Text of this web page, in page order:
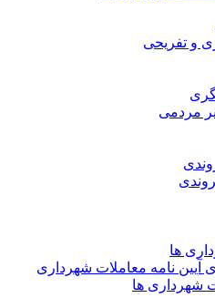
و تفریحی
مردمی
ها
آیین نامه معاملات شهرداری
شهرداری ها